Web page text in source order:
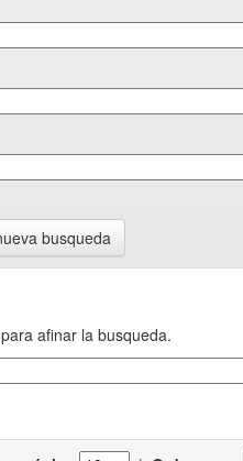
busqueda
afinar la busqueda.